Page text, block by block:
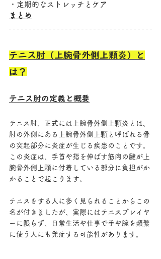
・定期的なストレッチとケア
まとめ
テニス肘（上腕骨外側上顆炎）と
は？
テニス肘の定義と概要
テニス肘、正式には上腕骨外側上顆炎とは、
肘の外側にある上腕骨外側上顆と呼ばれる骨
の突起部分に炎症が生じる疾患のことです。
この炎症は、手首や指を伸ばす筋肉の腱が上
腕骨外側上顆に付着している部分に負担がか
かることで起こります。
テニスをする人に多く見られることからこの
名が付きましたが、実際にはテニスプレイヤ
ーに限らず、日常生活や仕事で手や腕を頻繁
に使う人にも発症する可能性があります。